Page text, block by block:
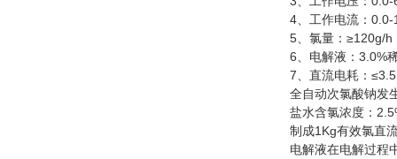
4、工作电流：0.0-
5、氯量：≥120g/h
6、电解液：3.0%
7、直流电耗：
全自动次氯酸钠发
盐水含氯浓度：
制成1Kg有效氯直流
电解液在电解过程